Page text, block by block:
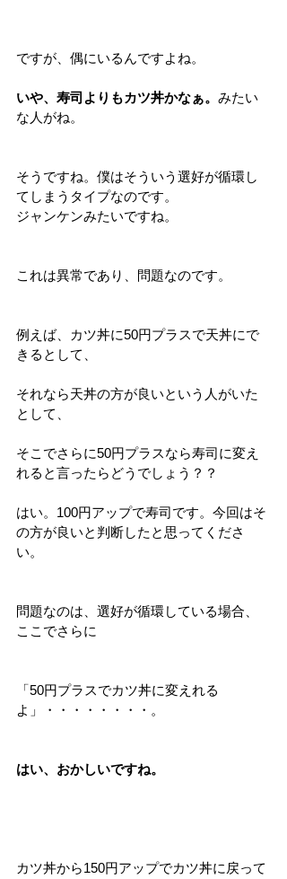
ですが、偶にいるんですよね。
いや、寿司よりもカツ丼かなぁ。 みたい
な人がね。
そうですね。僕はそういう選好が循環し
てしまうタイプなのです。
ジャンケンみたいですね。
これは異常であり、問題なのです。
例えば、カツ丼に50円プラスで天丼にで
きるとして、
それなら天丼の方が良いという人がいた
として、
そこでさらに50円プラスなら寿司に変え
れると言ったらどうでしょう？？
はい。100円アップで寿司です。今回はそ
の方が良いと判断したと思ってくださ
い。
問題なのは、選好が循環している場合、
ここでさらに
「50円プラスでカツ丼に変えれる
よ」・・・・・・・・。
はい、おかしいですね。
カツ丼から150円アップでカツ丼に戻って